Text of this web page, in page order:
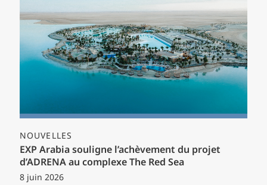
NOUVELLES
EXP Arabia souligne l’achèvement du projet
d’ADRENA au complexe The Red Sea
8 juin 2026